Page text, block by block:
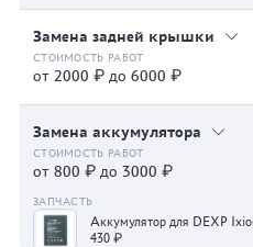
Замена задней крышки
от 2000 ₽ до 6000 ₽
Замена аккумулятора
от 800 ₽ до 3000 ₽
Аккумулятор для DEXP
430 ₽